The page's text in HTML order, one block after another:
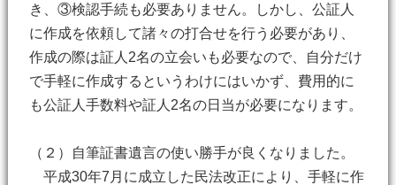
き、③検認手続も必要ありません。しかし、公証人
に作成を依頼して諸々の打合せを行う必要があり、
作成の際は証人2名の立会いも必要なので、自分だけ
で手軽に作成するというわけにはいかず、費用的に
も公証人手数料や証人2名の日当が必要になります。
（２）自筆証書遺言の使い勝手が良くなりました。
平成30年7月に成立した民法改正により、手軽に作